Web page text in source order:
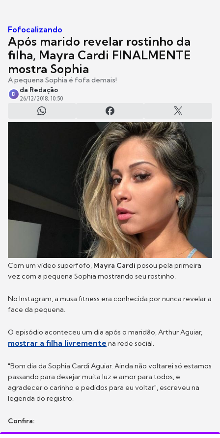
Fofocalizando
Após marido revelar rostinho da
filha, Mayra Cardi FINALMENTE
mostra Sophia
A pequena Sophia é fofa demais!
D
da Redação
26/12/2018, 10:50
Com um vídeo superfofo, Mayra Cardi posou pela primeira
vez com a pequena Sophia mostrando seu rostinho.
No Instagram, a musa fitness era conhecida por nunca revelar a
face da pequena.
O episódio aconteceu um dia após o maridão, Arthur Aguiar,
mostrar a filha livremente na rede social.
"Bom dia da Sophia Cardi Aguiar. Ainda não voltarei só estamos
passando para desejar muita luz e amor para todos, e
agradecer o carinho e pedidos para eu voltar", escreveu na
legenda do registro.
Confira: